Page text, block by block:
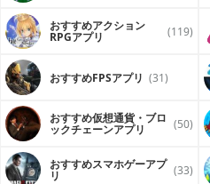
おすすめアクション
RPGアプリ (119)
おすすめFPSアプリ (31)
おすすめ仮想通貨・ブロ
ックチェーンアプリ (50)
おすすめスマホゲーアプ
リ (33)